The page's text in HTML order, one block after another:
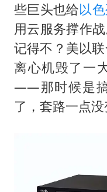
些巨头也给以
用云服务撑作
记得不？美以
离心机毁了一
——那时候是
了，套路一点没